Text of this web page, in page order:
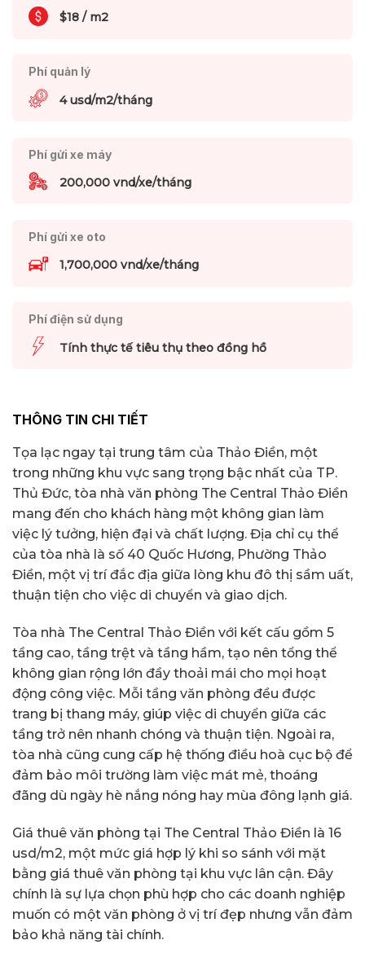
$18 / m2
Phí quản lý
4 usd/m2/tháng
Phí gửi xe máy
200,000 vnd/xe/tháng
Phí gửi xe oto
1,700,000 vnd/xe/tháng
Phí điện sử dụng
Tính thực tế tiêu thụ theo đồng hồ
THÔNG TIN CHI TIẾT
Tọa lạc ngay tại trung tâm của Thảo Điền, một
trong những khu vực sang trọng bậc nhất của TP.
Thủ Đức, tòa nhà văn phòng The Central Thảo Điền
mang đến cho khách hàng một không gian làm
việc lý tưởng, hiện đại và chất lượng. Địa chỉ cụ thể
của tòa nhà là số 40 Quốc Hương, Phường Thảo
Điền, một vị trí đắc địa giữa lòng khu đô thị sầm uất,
thuận tiện cho việc di chuyển và giao dịch.
Tòa nhà The Central Thảo Điền với kết cấu gồm 5
tầng cao, tầng trệt và tầng hầm, tạo nên tổng thể
không gian rộng lớn đầy thoải mái cho mọi hoạt
động công việc. Mỗi tầng văn phòng đều được
trang bị thang máy, giúp việc di chuyển giữa các
tầng trở nên nhanh chóng và thuận tiện. Ngoài ra,
tòa nhà cũng cung cấp hệ thống điều hoà cục bộ để
đảm bảo môi trường làm việc mát mẻ, thoáng
đãng dù ngày hè nắng nóng hay mùa đông lạnh giá.
Giá thuê văn phòng tại The Central Thảo Điền là 16
usd/m2, một mức giá hợp lý khi so sánh với mặt
bằng giá thuê văn phòng tại khu vực lân cận. Đây
chính là sự lựa chọn phù hợp cho các doanh nghiệp
muốn có một văn phòng ở vị trí đẹp nhưng vẫn đảm
bảo khả năng tài chính.